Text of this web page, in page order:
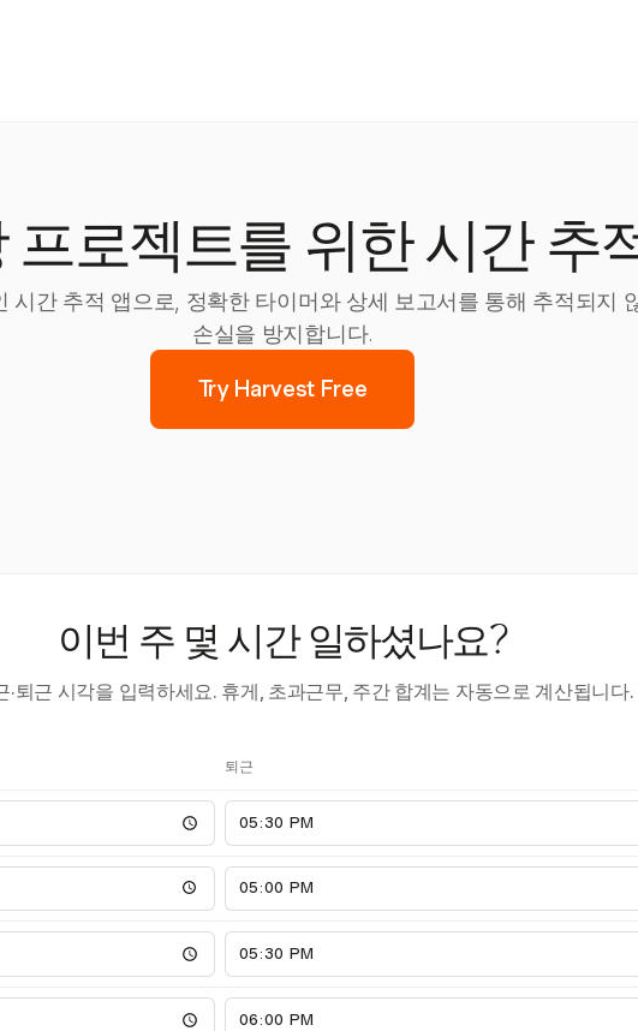
프로젝트를 위한 시간 추
시간 추적 앱으로, 정확한 타이머와 상세 보고서를 통해 추적되지
손실을 방지합니다.
Try Harvest Free
이번 주 몇 시간 일하셨나요?
·퇴근 시각을 입력하세요. 휴게, 초과근무, 주간 합계는 자동으로 계산됩니다.
퇴근